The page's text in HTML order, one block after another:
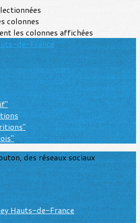
colonnes
les colonnes affichées
des réseaux sociaux